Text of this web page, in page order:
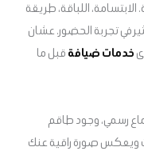
اللباقة، طريقة
في تجربة الحضور. عشان
خدمات ضيافة قبل ما
رسمي، وجود طاقم
ويعكس صورة راقية عنك